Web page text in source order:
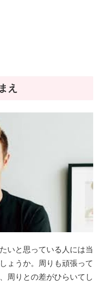
え
いと思っている人には当
ょうか。周りも頑張って
周りとの差がひらいてし